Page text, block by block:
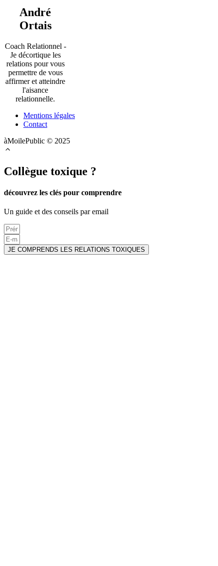
André
Ortais
Coach Relationnel -
Je décortique les
relations pour vous
permettre de vous
affirmer et atteindre
l'aisance
relationnelle.
Mentions légales
Contact
àMoilePublic © 2025
Collègue toxique ?
découvrez les clés pour comprendre
Un guide et des conseils par email
JE COMPRENDS LES RELATIONS TOXIQUES